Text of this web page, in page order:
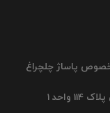
پاساژ چلچراغ